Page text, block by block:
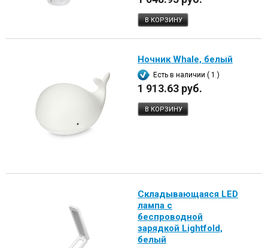
В КОРЗИНУ
Ночник Whale, белый
Есть в наличии ( 1 )
1 913.63 руб.
В КОРЗИНУ
Складывающаяся LED
лампа с
беспроводной
зарядкой Lightfold,
белый